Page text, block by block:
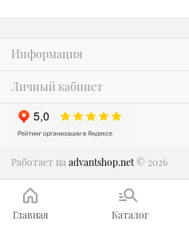
Информация
Личный кабинет
Работает на advantshop.net© 2026
Главная Каталог